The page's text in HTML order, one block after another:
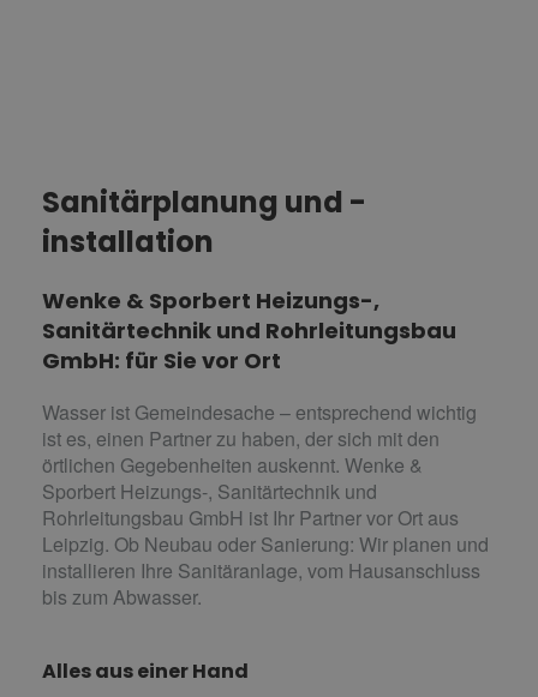
Sanitärplanung und -
installation
Wenke & Sporbert Heizungs-,
Sanitärtechnik und Rohrleitungsbau
GmbH: für Sie vor Ort
Wasser ist Gemeindesache – entsprechend wichtig
ist es, einen Partner zu haben, der sich mit den
örtlichen Gegebenheiten auskennt. Wenke &
Sporbert Heizungs-, Sanitärtechnik und
Rohrleitungsbau GmbH ist Ihr Partner vor Ort aus
Leipzig. Ob Neubau oder Sanierung: Wir planen und
installieren Ihre Sanitäranlage, vom Hausanschluss
bis zum Abwasser.
Alles aus einer Hand